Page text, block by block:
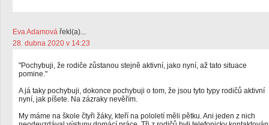
Eva Adamová řekl(a)...
28. dubna 2020 v 14:23
"Pochybuji, že rodiče zůstanou stejně aktivní, jako nyní, až tato situace
pomine."
A já taky pochybuji, dokonce pochybuji o tom, že jsou tyto typy rodičů aktivní
nyní, jak píšete. Na zázraky nevěřím.
My máme na škole čtyři žáky, kteří na pololetí měli pětku. Ani jeden z nich